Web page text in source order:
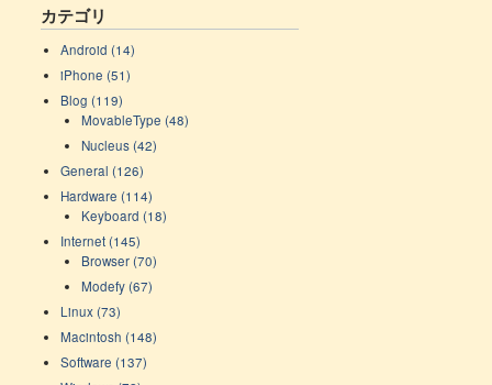
カテゴリ
Android (14)
iPhone (51)
Blog (119)
MovableType (48)
Nucleus (42)
General (126)
Hardware (114)
Keyboard (18)
Internet (145)
Browser (70)
Modefy (67)
Linux (73)
Macintosh (148)
Software (137)